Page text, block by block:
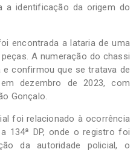
a identificação da origem do
encontrada a lataria de uma
A numeração do chassi
confirmou que se tratava de
dezembro de 2023, com
Gonçalo.
foi relacionado à ocorrência
134ª DP, onde o registro foi
da autoridade policial, o